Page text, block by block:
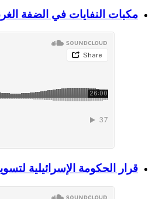
مكبات النفايات في الضفة
قرار الحكومة الإسرائيلية